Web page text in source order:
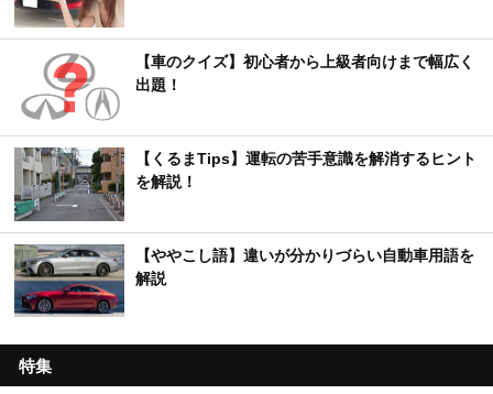
【車のクイズ】初心者から上級者向けまで幅広く
出題！
【くるまTips】運転の苦手意識を解消するヒント
を解説！
【ややこし語】違いが分かりづらい自動車用語を
解説
特集